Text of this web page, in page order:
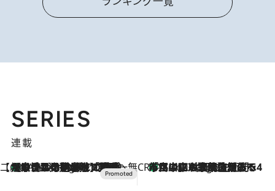
SERIES
連載
【CREA×星野リゾート】唯一無二。癒しと発見が待つ場所へ
5 Hours Ago
【トンボの足水浴】ヒノキの香りに包まれて涼感マックス！約13℃の湧水かけ流しを避暑地「星野温泉 トンボの湯」で体験 CREA'S CHOICE
7 Hours Ago
「立川にも歌舞伎があるんだよ」 片岡仁左衛門・市川中車ら豪華座組みで4年目の立川立飛歌舞伎へ